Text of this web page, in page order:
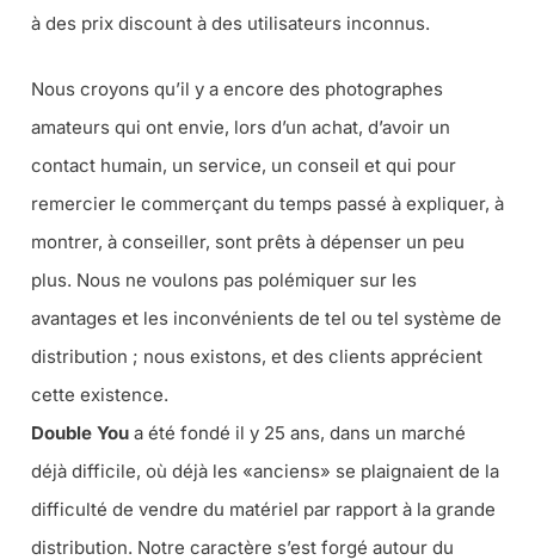
à des prix discount à des utilisateurs inconnus.
Nous croyons qu’il y a encore des photographes
amateurs qui ont envie, lors d’un achat, d’avoir un
contact humain, un service, un conseil et qui pour
remercier le commerçant du temps passé à expliquer, à
montrer, à conseiller, sont prêts à dépenser un peu
plus. Nous ne voulons pas polémiquer sur les
avantages et les inconvénients de tel ou tel système de
distribution ; nous existons, et des clients apprécient
cette existence.
Double You a été fondé il y 25 ans, dans un marché
déjà difficile, où déjà les «anciens» se plaignaient de la
difficulté de vendre du matériel par rapport à la grande
distribution. Notre caractère s’est forgé autour du